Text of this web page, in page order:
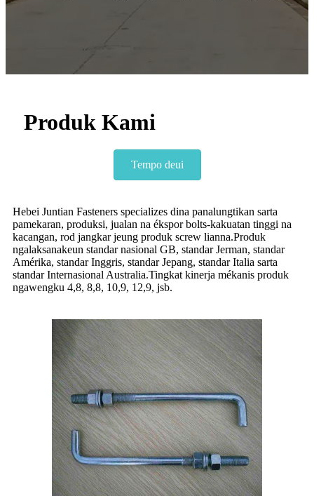
Produk Kami
Tempo deui
Hebei Juntian Fasteners specializes dina panalungtikan sarta
pamekaran, produksi, jualan na ékspor bolts-kakuatan tinggi na
kacangan, rod jangkar jeung produk screw lianna.Produk
ngalaksanakeun standar nasional GB, standar Jerman, standar
Amérika, standar Inggris, standar Jepang, standar Italia sarta
standar Internasional Australia.Tingkat kinerja mékanis produk
ngawengku 4,8, 8,8, 10,9, 12,9, jsb.